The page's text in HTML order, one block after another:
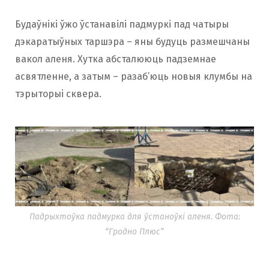
Будаўнікі ўжо ўстанавілі падмуркі пад чатыры
дэкаратыўных таршэра – яны будуць размешчаны
вакол аленя. Хутка абсталююць падземнае
асвятленне, а затым – разаб’юць новыя клумбы на
тэрыторыі сквера.
Падрыхтоўка падмурка для ўстаноўкі аленя. Фота:
“Гродно Плюс”